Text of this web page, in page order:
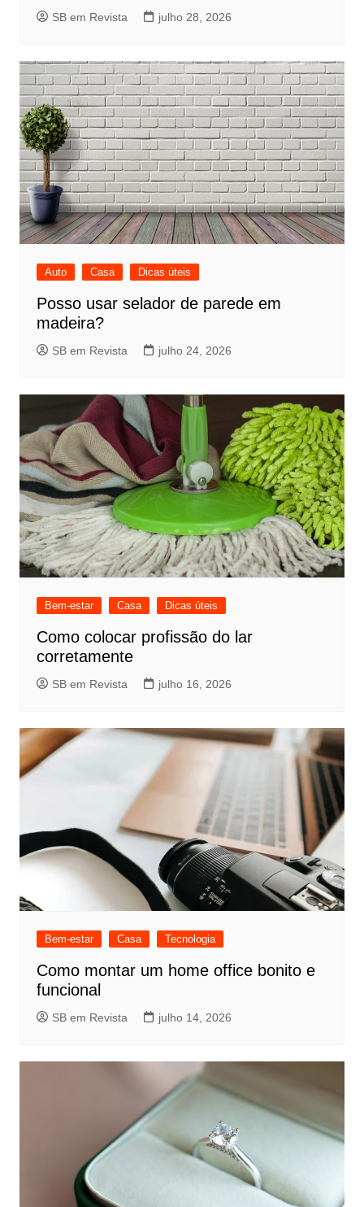
SB em Revista julho 28, 2026
Auto Casa Dicas úteis
Posso usar selador de parede em
madeira?
SB em Revista julho 24, 2026
Bem-estar Casa Dicas úteis
Como colocar profissão do lar
corretamente
SB em Revista julho 16, 2026
Bem-estar Casa Tecnologia
Como montar um home office bonito e
funcional
SB em Revista julho 14, 2026